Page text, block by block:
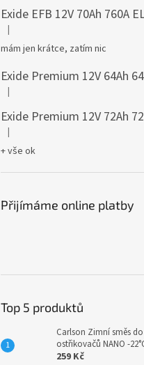
Hodnocení produktu je 5 z 5
|
mám jen krátce, zatím nic
Hodnocení produktu je 5 z 5
|
Hodnocení produktu je 5 z 5
|
+ vše ok
Přijímáme online platby
Top 5 produktů
Carlson Zimní směs do
ostřikovačů NANO -
259 Kč